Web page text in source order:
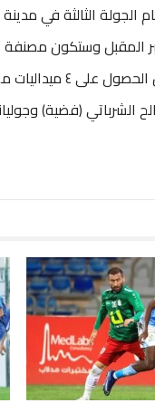
الجولة الثالثة في
الكبرى قد انطلقت
الشرباتي (فضية)